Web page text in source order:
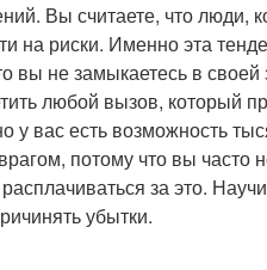
Вы считаете, что люди,
на риски. Именно эта
вы не замыкаетесь в своей
любой вызов, который
вас есть возможность
потому что вы часто
за это.
убытки.